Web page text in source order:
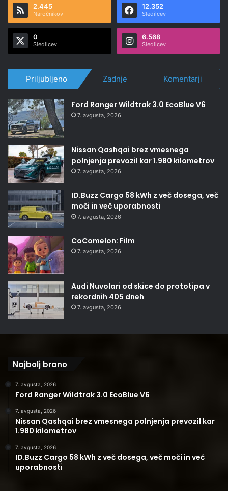
2.445
Naročnikov
12.352
Sledilcev
0
Sledilcev
6.568
Sledilcev
Priljubljeno Zadnje Komentarji
Ford Ranger Wildtrak 3.0 EcoBlue V6
7. avgusta, 2026
Nissan Qashqai brez vmesnega
polnjenja prevozil kar 1.980 kilometrov
7. avgusta, 2026
ID.Buzz Cargo 58 kWh z več dosega, več
moči in več uporabnosti
7. avgusta, 2026
CoComelon: Film
7. avgusta, 2026
Audi Nuvolari od skice do prototipa v
rekordnih 405 dneh
7. avgusta, 2026
Najbolj brano
7. avgusta, 2026
Ford Ranger Wildtrak 3.0 EcoBlue V6
7. avgusta, 2026
Nissan Qashqai brez vmesnega polnjenja prevozil kar
1.980 kilometrov
7. avgusta, 2026
ID.Buzz Cargo 58 kWh z več dosega, več moči in več
uporabnosti